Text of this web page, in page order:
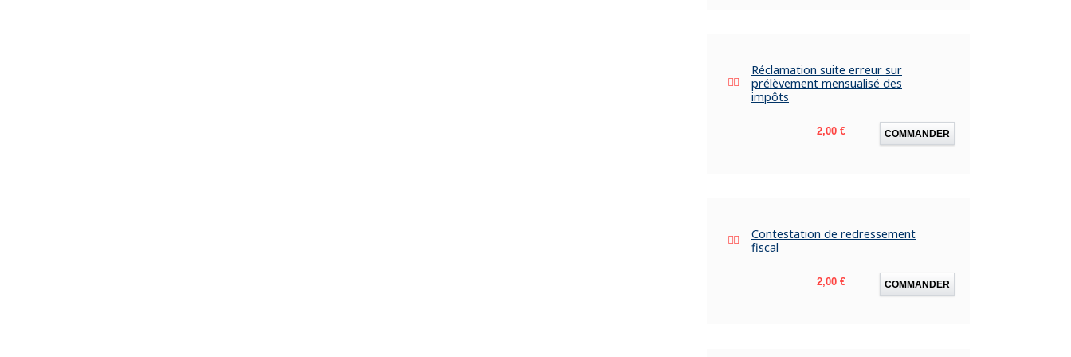
Réclamation suite erreur sur
prélèvement mensualisé des
impôts
Prix
2,00 € COMMANDER
Contestation de redressement
fiscal
Prix
2,00 € COMMANDER